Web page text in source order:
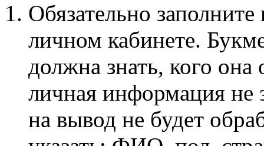
Обязательно
личном кабинете.
должна знать, кого она
личная информация не
на вывод не будет